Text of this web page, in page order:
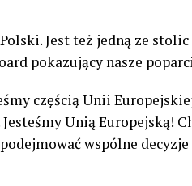
Jest też jedną ze
pokazujący nasze
częścią Unii
Unią Europejską!
wspólne decyzje